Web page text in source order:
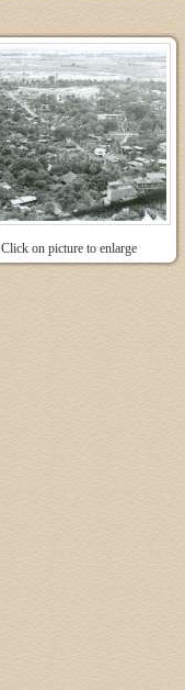
Click on picture to enlarge